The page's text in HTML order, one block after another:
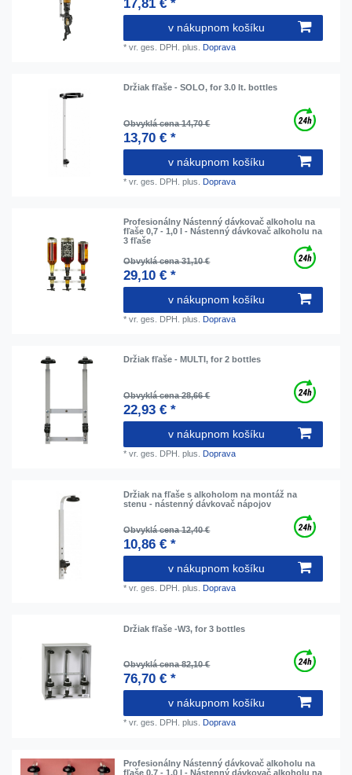
17,81 € *
v nákupnom košíku
*vr. ges. DPH. plus. Doprava
Držiak fľaše - SOLO, for 3.0 lt. bottles
Obvyklá cena 14,70 €
13,70 € *
v nákupnom košíku
*vr. ges. DPH. plus. Doprava
Profesionálny Nástenný dávkovač alkoholu na
fľaše 0,7 - 1,0 l - Nástenný dávkovač alkoholu na
3 fľaše
Obvyklá cena 31,10 €
29,10 € *
v nákupnom košíku
*vr. ges. DPH. plus. Doprava
Držiak fľaše - MULTI, for 2 bottles
Obvyklá cena 28,66 €
22,93 € *
v nákupnom košíku
*vr. ges. DPH. plus. Doprava
Držiak na fľaše s alkoholom na montáž na
stenu - nástenný dávkovač nápojov
Obvyklá cena 12,40 €
10,86 € *
v nákupnom košíku
*vr. ges. DPH. plus. Doprava
Držiak fľaše -W3, for 3 bottles
Obvyklá cena 82,10 €
76,70 € *
v nákupnom košíku
*vr. ges. DPH. plus. Doprava
Profesionálny Nástenný dávkovač alkoholu na
fľaše 0,7 - 1,0 l - Nástenný dávkovač alkoholu na